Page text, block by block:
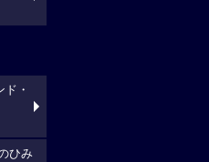
・
ひみ